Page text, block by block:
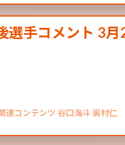
選手コメント 3
連コンテンツ 谷口海斗 奥村仁